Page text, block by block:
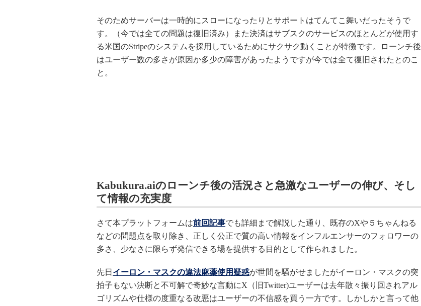
そのためサーバーは一時的にスローになったりとサポートはてんてこ舞いだったそうで
す。（今では全ての問題は復旧済み）また決済はサブスクのサービスのほとんどが使用す
る米国のStripeのシステムを採用しているためにサクサク動くことが特徴です。ローンチ後
はユーザー数の多さが原因か多少の障害があったようですが今では全て復旧されたとのこ
と。
Kabukura.aiのローンチ後の活況さと急激なユーザーの伸び、そし
て情報の充実度
さて本プラットフォームは前回記事でも詳細まで解説した通り、既存のXや５ちゃんねる
などの問題点を取り除き、正しく公正で質の高い情報をインフルエンサーのフォロワーの
多さ、少なさに限らず発信できる場を提供する目的として作られました。
先日 イーロン・マスクの違法麻薬使用疑惑が世間を騒がせましたがイーロン・マスクの突
拍子もない決断と不可解で奇妙な言動にX（旧Twitter)ユーザーは去年散々振り回されアル
ゴリズムや仕様の度重なる改悪はユーザーの不信感を買う一方です。しかしかと言って他